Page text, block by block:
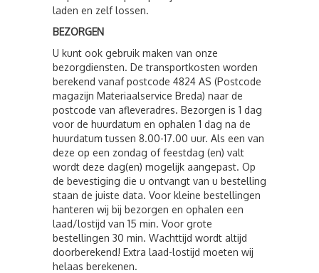
laden en zelf lossen.
BEZORGEN
U kunt ook gebruik maken van onze
bezorgdiensten. De transportkosten worden
berekend vanaf postcode 4824 AS (Postcode
magazijn Materiaalservice Breda) naar de
postcode van afleveradres. Bezorgen is 1 dag
voor de huurdatum en ophalen 1 dag na de
huurdatum tussen 8.00-17.00 uur. Als een van
deze op een zondag of feestdag (en) valt
wordt deze dag(en) mogelijk aangepast. Op
de bevestiging die u ontvangt van u bestelling
staan de juiste data. Voor kleine bestellingen
hanteren wij bij bezorgen en ophalen een
laad/lostijd van 15 min. Voor grote
bestellingen 30 min. Wachttijd wordt altijd
doorberekend! Extra laad-lostijd moeten wij
helaas berekenen.